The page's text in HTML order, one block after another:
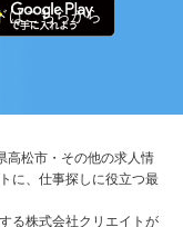
はこちらから
高松市・その他の求人情
に、仕事探しに役立つ最
る株式会社クリエイトが